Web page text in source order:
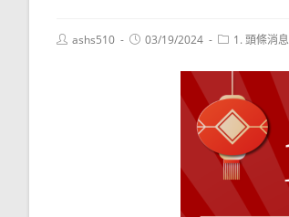
Postashs510
Post03/19/2024
Post1. 頭條消息